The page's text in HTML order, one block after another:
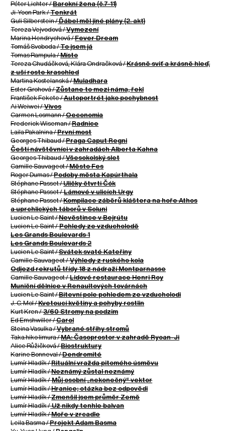
Péter Lichter /Barokní žena (č.7-11)
Ji-Yoon Park /Tenkrát
Guli Silberstein /Ďábel měl jiné plány (2. akt)
Tereza Vejvodová /Vymezení
Marina Hendrychová /Fever Dream
Tomáš Svoboda /To jsem já
Tomas Rampula /Místo
Tereza Chudáčková, Klára Ondračková /Krásně sviť a krásně hleď,
z uší roste krasohled
Martina Kostelanská /Muladhara
Ester Grohová /Zůstane to mezi náma, řekl
František Fekete /Autoportrét jako pochybnost
Ai Weiwei / Vivos
Carmen Losmann /Oeconomia
Frederick Wiseman /Radnice
Laila Pakalnina /První most
Georges Thibaud /Praga Caput Regni
Čeští návštěvníci v zahradách Alberta Kahna
Georges Thibaud /Všesokolský slet
Camille Sauvageot /Město Fes
Roger Dumas /Podoby města Kapúrthala
Stéphane Passet /Uličky čtvrti Čók
Stéphane Passet / Lámové v ulicích Urgy
Stéphane Passet /Kompilace záběrů kláštera na hoře Athos
a uprchlických táborů v Soluni
Lucien Le Saint /Nevěstince v Bejrútu
Lucien Le Saint / Pohledy ze vzducholodě
Les Grands Boulevards 1
Les Grands Boulevards 2
Lucien Le Saint /Svátek svaté Kateřiny
Camille Sauvageot / Výhledy z ruského kola
Odjezd rekrutů třídy 18 z nádraží Montparnasse
Camille Sauvageot / Lidové restaurace Henri Roy
Muniční dělnice v Renaultových továrnách
Lucien Le Saint /Bitevní pole pohledem ze vzducholodi
J. C. Mol /Kvetoucí květiny a pohyby rostlin
Kurt Kren / 3/60 Stromy na podzim
Ed Emshwiller /Carol
Steina Vasulka /Vybrané střihy stromů
Taka hiko Iimura /MA: Časoprostor v zahradě Ryoan-Ji
Alice Růžičková /Biostruktury
Karine Bonneval /Dendromité
Lumír Hladík /Rituální vražda pitomého úsměvu
Lumír Hladík /Neznámý zůstal neznámý
Lumír Hladík / Můj osobní „nekonečný“ vektor
Lumír Hladík /Hranice; otázka bez odpovědi
Lumír Hladík /Zmenšil jsem průměr Země
Lumír Hladík /Už nikdy tenhle balvan
Lumír Hladík /Moře v zrcadle
Leila Basma /Projekt Adam Basma